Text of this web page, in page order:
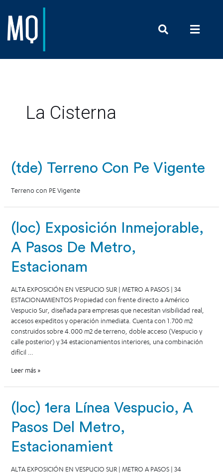
La Cisterna
(tde) Terreno Con Pe Vigente
Terreno con PE Vigente
(loc) Exposición Inmejorable,
A Pasos De Metro,
Estacionam
ALTA EXPOSICIÓN EN VESPUCIO SUR | METRO A PASOS | 34
ESTACIONAMIENTOS Propiedad con frente directo a Américo
Vespucio Sur, diseñada para empresas que necesitan visibilidad real,
accesos expeditos y operación inmediata. Cuenta con 1.700 m2
construidos sobre 4.000 m2 de terreno, doble acceso (Vespucio y
calle posterior) y 34 estacionamientos interiores, una combinación
difícil …
Leer más »
(loc) 1era Línea Vespucio, A
Pasos Del Metro,
Estacionamient
ALTA EXPOSICIÓN EN VESPUCIO SUR | METRO A PASOS | 34